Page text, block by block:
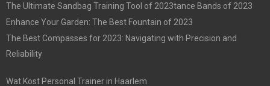
The Ultimate Sandbag Training Tool of 2023tance Bands of 2023
Enhance Your Garden: The Best Fountain of 2023
The Best Compasses for 2023: Navigating with Precision and
Reliability
Wat Kost Personal Trainer in Haarlem